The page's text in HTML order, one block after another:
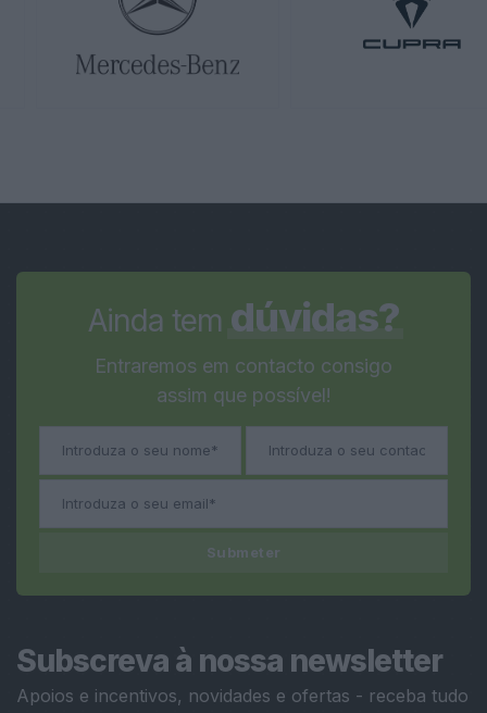
Ainda tem dúvidas?
Entraremos em contacto consigo
assim que possível!
Submeter
Subscreva à nossa newsletter
Apoios e incentivos, novidades e ofertas - receba tudo